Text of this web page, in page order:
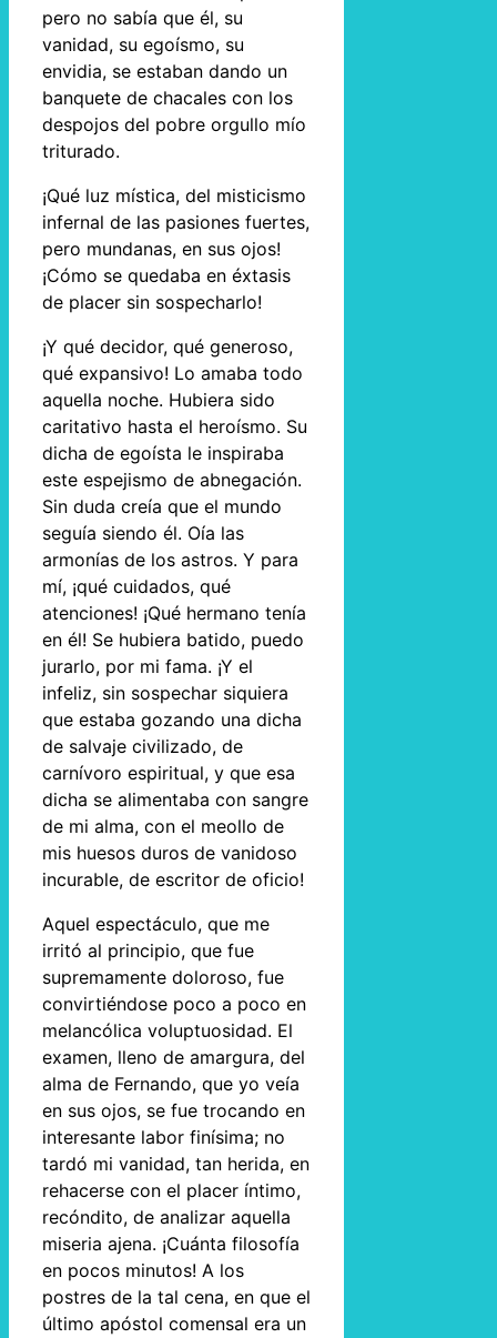
pero no sabía que él, su
vanidad, su egoísmo, su
envidia, se estaban dando un
banquete de chacales con los
despojos del pobre orgullo mío
triturado.
¡Qué luz mística, del misticismo
infernal de las pasiones fuertes,
pero mundanas, en sus ojos!
¡Cómo se quedaba en éxtasis
de placer sin sospecharlo!
¡Y qué decidor, qué generoso,
qué expansivo! Lo amaba todo
aquella noche. Hubiera sido
caritativo hasta el heroísmo. Su
dicha de egoísta le inspiraba
este espejismo de abnegación.
Sin duda creía que el mundo
seguía siendo él. Oía las
armonías de los astros. Y para
mí, ¡qué cuidados, qué
atenciones! ¡Qué hermano tenía
en él! Se hubiera batido, puedo
jurarlo, por mi fama. ¡Y el
infeliz, sin sospechar siquiera
que estaba gozando una dicha
de salvaje civilizado, de
carnívoro espiritual, y que esa
dicha se alimentaba con sangre
de mi alma, con el meollo de
mis huesos duros de vanidoso
incurable, de escritor de oficio!
Aquel espectáculo, que me
irritó al principio, que fue
supremamente doloroso, fue
convirtiéndose poco a poco en
melancólica voluptuosidad. El
examen, lleno de amargura, del
alma de Fernando, que yo veía
en sus ojos, se fue trocando en
interesante labor finísima; no
tardó mi vanidad, tan herida, en
rehacerse con el placer íntimo,
recóndito, de analizar aquella
miseria ajena. ¡Cuánta filosofía
en pocos minutos! A los
postres de la tal cena, en que el
último apóstol comensal era un